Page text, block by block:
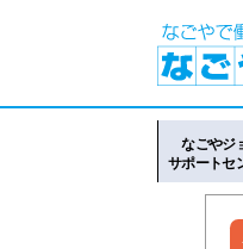
なごやジ
サポートセ